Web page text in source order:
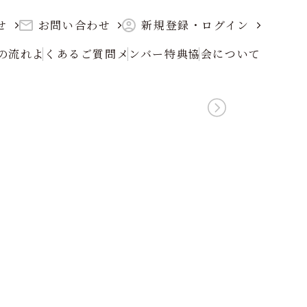
お問い合わせ
新規登録・ログイン
流れよくあるご質問 メンバー特典協会について